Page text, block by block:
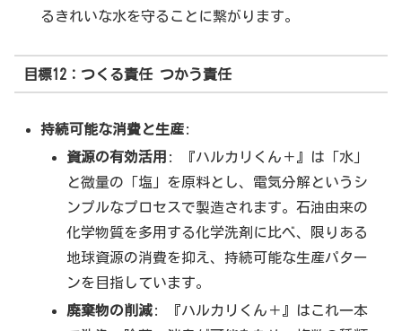
るきれいな水を守ることに繋がります。
目標12：つくる責任 つかう責任
持続可能な消費と生産:
資源の有効活用 : 『ハルカリくん＋』は「水」
と微量の「塩」を原料とし、電気分解というシ
ンプルなプロセスで製造されます。石油由来の
化学物質を多用する化学洗剤に比べ、限りある
地球資源の消費を抑え、持続可能な生産パター
ンを目指しています。
廃棄物の削減: 『ハルカリくん＋』はこれ一本